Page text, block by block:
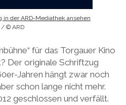
in der ARD-Mediathek ansehen
/ © ARD
für das Torgauer Kino
Der originale Schriftzug
Jahren hängt zwar noch
schon lange nicht mehr.
geschlossen und verfällt.